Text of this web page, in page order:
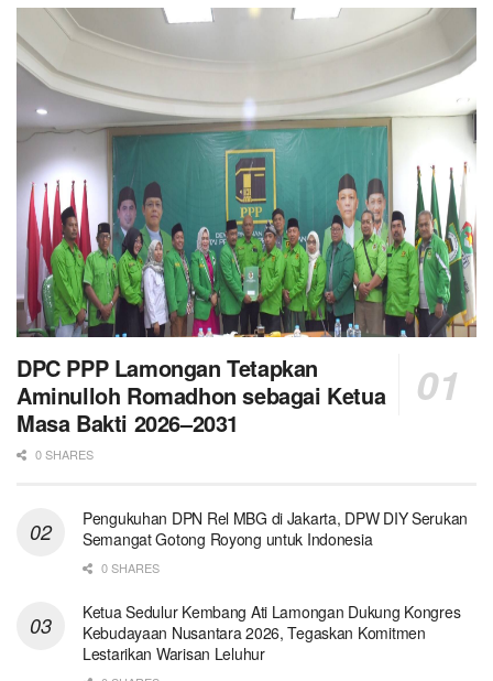
DPC PPP Lamongan Tetapkan
Aminulloh Romadhon sebagai Ketua
Masa Bakti 2026–2031
0 SHARES
Pengukuhan DPN Rel MBG di Jakarta, DPW DIY Serukan
Semangat Gotong Royong untuk Indonesia
0 SHARES
Ketua Sedulur Kembang Ati Lamongan Dukung Kongres
Kebudayaan Nusantara 2026, Tegaskan Komitmen
Lestarikan Warisan Leluhur